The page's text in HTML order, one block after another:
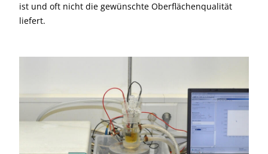
ist und oft nicht die gewünschte Oberflächenqualität
liefert.